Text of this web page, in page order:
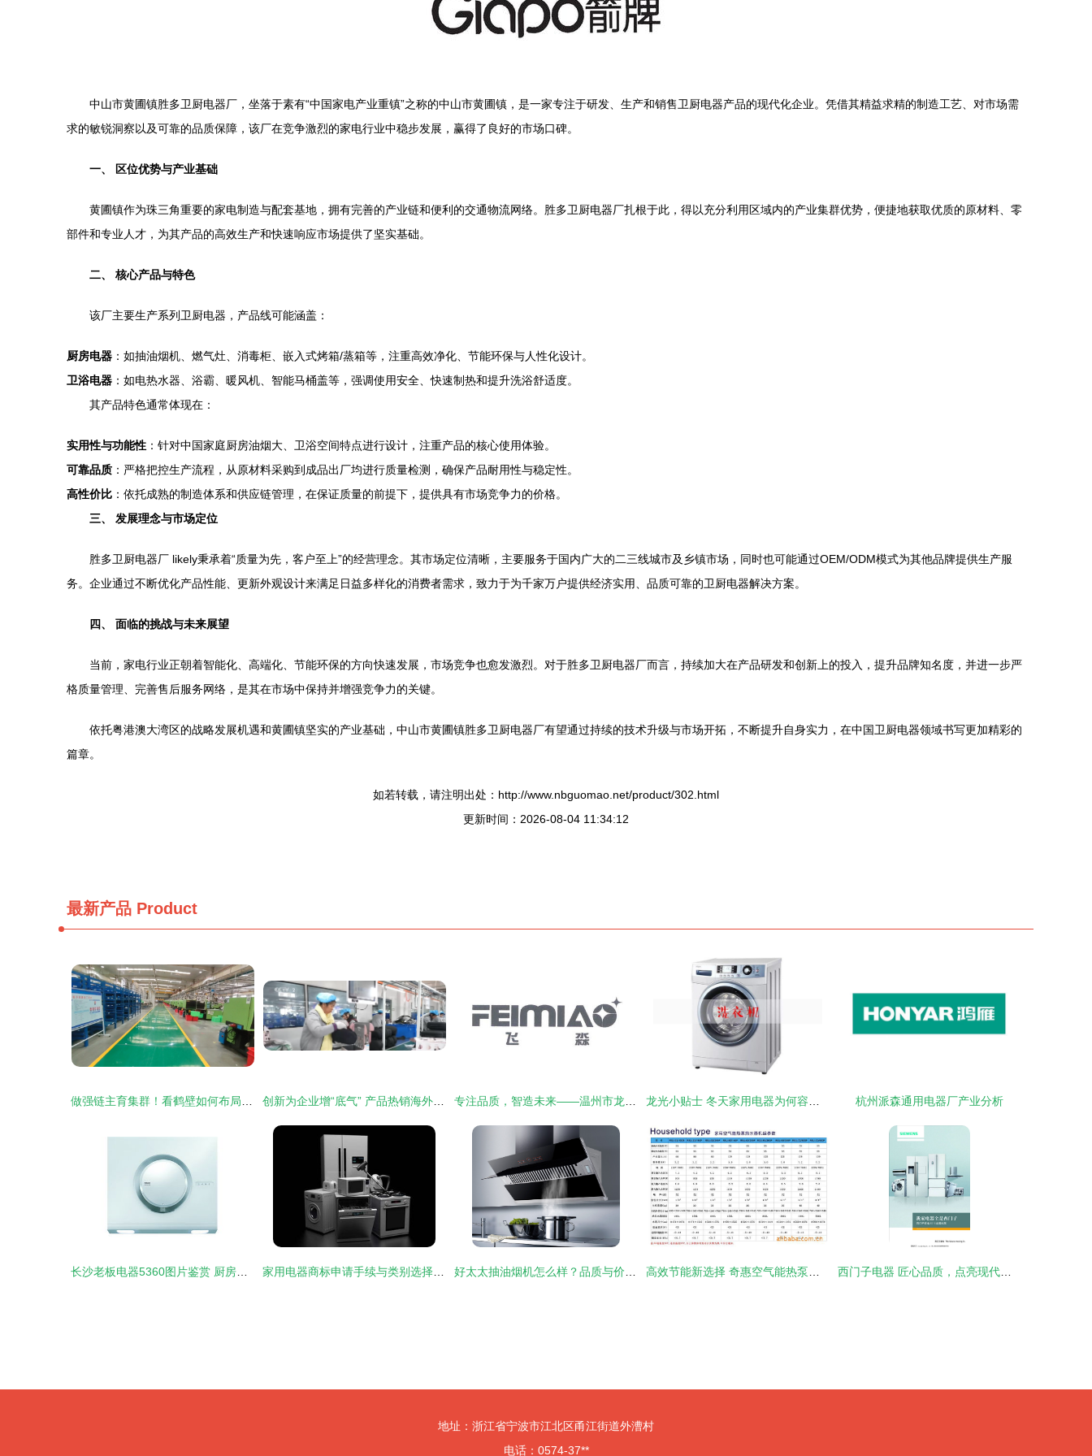
中山市黄圃镇胜多卫厨电器厂，坐落于素有“中国家电产业重镇”之称的中山市黄圃镇，是一家专注于研发、生产和销售卫厨电器产品的现代化企业。凭借其精益求精的制造工艺、对市场需
求的敏锐洞察以及可靠的品质保障，该厂在竞争激烈的家电行业中稳步发展，赢得了良好的市场口碑。
一、 区位优势与产业基础
黄圃镇作为珠三角重要的家电制造与配套基地，拥有完善的产业链和便利的交通物流网络。胜多卫厨电器厂扎根于此，得以充分利用区域内的产业集群优势，便捷地获取优质的原材料、零
部件和专业人才，为其产品的高效生产和快速响应市场提供了坚实基础。
二、 核心产品与特色
该厂主要生产系列卫厨电器，产品线可能涵盖：
厨房电器 ：如抽油烟机、燃气灶、消毒柜、嵌入式烤箱/蒸箱等，注重高效净化、节能环保与人性化设计。
卫浴电器 ：如电热水器、浴霸、暖风机、智能马桶盖等，强调使用安全、快速制热和提升洗浴舒适度。
其产品特色通常体现在：
实用性与功能性 ：针对中国家庭厨房油烟大、卫浴空间特点进行设计，注重产品的核心使用体验。
可靠品质 ：严格把控生产流程，从原材料采购到成品出厂均进行质量检测，确保产品耐用性与稳定性。
高性价比 ：依托成熟的制造体系和供应链管理，在保证质量的前提下，提供具有市场竞争力的价格。
三、 发展理念与市场定位
胜多卫厨电器厂 likely秉承着“质量为先，客户至上”的经营理念。其市场定位清晰，主要服务于国内广大的二三线城市及乡镇市场，同时也可能通过OEM/ODM模式为其他品牌提供生产服
务。企业通过不断优化产品性能、更新外观设计来满足日益多样化的消费者需求，致力于为千家万户提供经济实用、品质可靠的卫厨电器解决方案。
四、 面临的挑战与未来展望
当前，家电行业正朝着智能化、高端化、节能环保的方向快速发展，市场竞争也愈发激烈。对于胜多卫厨电器厂而言，持续加大在产品研发和创新上的投入，提升品牌知名度，并进一步严
格质量管理、完善售后服务网络，是其在市场中保持并增强竞争力的关键。
依托粤港澳大湾区的战略发展机遇和黄圃镇坚实的产业基础，中山市黄圃镇胜多卫厨电器厂有望通过持续的技术升级与市场开拓，不断提升自身实力，在中国卫厨电器领域书写更加精彩的
篇章。
如若转载，请注明出处：http://www.nbguomao.net/product/302.html
更新时间：2026-08-04 11:34:12
最新产品 Product
杭州派森通用电器厂产业分析
地址：浙江省宁波市江北区甬江街道外漕村
电话：0574-37**